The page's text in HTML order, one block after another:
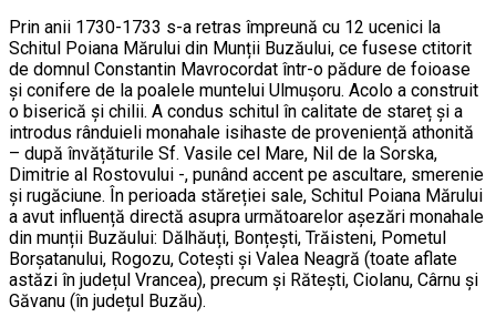
Prin anii 1730-1733 s-a retras împreună cu 12 ucenici la
Schitul Poiana Mărului din Munții Buzăului, ce fusese ctitorit
de domnul Constantin Mavrocordat într-o pădure de foioase
și conifere de la poalele muntelui Ulmușoru. Acolo a construit
o biserică și chilii. A condus schitul în calitate de stareț și a
introdus rânduieli monahale isihaste de proveniență athonită
– după învățăturile Sf. Vasile cel Mare, Nil de la Sorska,
Dimitrie al Rostovului -, punând accent pe ascultare, smerenie
și rugăciune. În perioada stăreției sale, Schitul Poiana Mărului
a avut influență directă asupra următoarelor așezări monahale
din munții Buzăului: Dălhăuți, Bonțești, Trăisteni, Pometul
Borșatanului, Rogozu, Cotești și Valea Neagră (toate aflate
astăzi în județul Vrancea), precum și Rătești, Ciolanu, Cârnu și
Găvanu (în județul Buzău).